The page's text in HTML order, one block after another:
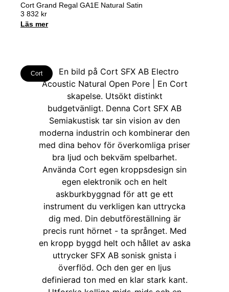
Cort Grand Regal GA1E Natural Satin
3 832 kr
Läs mer
Cort